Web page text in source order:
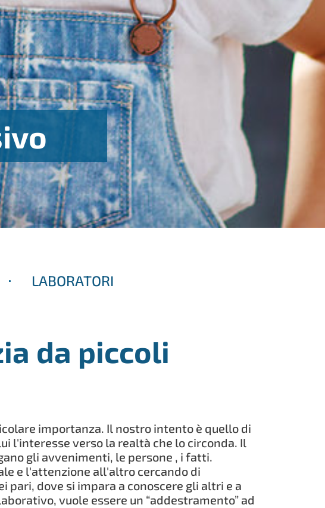
LABORATORI
da piccoli
importanza. Il nostro intento è quello di
l'interesse verso la realtà che lo circonda. Il
gli avvenimenti, le persone , i fatti.
e l'attenzione all'altro cercando di
dove si impara a conoscere gli altri e a
vuole essere un “addestramento” ad